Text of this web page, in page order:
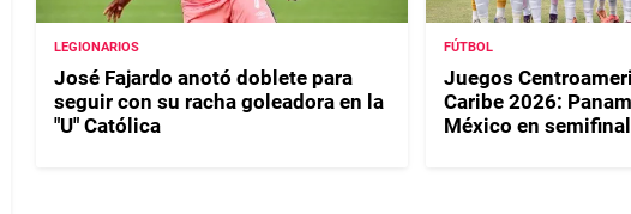
LEGIONARIOS
José Fajardo anotó doblete para
seguir con su racha goleadora en la
"U" Católica
FÚTBOL
Juegos
Caribe 2026:
México en